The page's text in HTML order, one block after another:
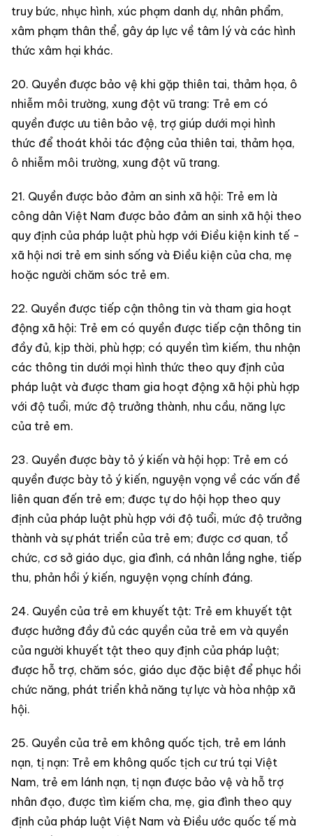
truy bức, nhục hình, xúc phạm danh dự, nhân phẩm,
xâm phạm thân thể, gây áp lực về tâm lý và các hình
thức xâm hại khác.
20. Quyền được bảo vệ khi gặp thiên tai, thảm họa, ô
nhiễm môi trường, xung đột vũ trang: Trẻ em có
quyền được ưu tiên bảo vệ, trợ giúp dưới mọi hình
thức để thoát khỏi tác động của thiên tai, thảm họa,
ô nhiễm môi trường, xung đột vũ trang.
21. Quyền được bảo đảm an sinh xã hội: Trẻ em là
công dân Việt Nam được bảo đảm an sinh xã hội theo
quy định của pháp luật phù hợp với Điều kiện kinh tế -
xã hội nơi trẻ em sinh sống và Điều kiện của cha, mẹ
hoặc người chăm sóc trẻ em.
22. Quyền được tiếp cận thông tin và tham gia hoạt
động xã hội: Trẻ em có quyền được tiếp cận thông tin
đầy đủ, kịp thời, phù hợp; có quyền tìm kiếm, thu nhận
các thông tin dưới mọi hình thức theo quy định của
pháp luật và được tham gia hoạt động xã hội phù hợp
với độ tuổi, mức độ trưởng thành, nhu cầu, năng lực
của trẻ em.
23. Quyền được bày tỏ ý kiến và hội họp: Trẻ em có
quyền được bày tỏ ý kiến, nguyện vọng về các vấn đề
liên quan đến trẻ em; được tự do hội họp theo quy
định của pháp luật phù hợp với độ tuổi, mức độ trưởng
thành và sự phát triển của trẻ em; được cơ quan, tổ
chức, cơ sở giáo dục, gia đình, cá nhân lắng nghe, tiếp
thu, phản hồi ý kiến, nguyện vọng chính đáng.
24. Quyền của trẻ em khuyết tật: Trẻ em khuyết tật
được hưởng đầy đủ các quyền của trẻ em và quyền
của người khuyết tật theo quy định của pháp luật;
được hỗ trợ, chăm sóc, giáo dục đặc biệt để phục hồi
chức năng, phát triển khả năng tự lực và hòa nhập xã
hội.
25. Quyền của trẻ em không quốc tịch, trẻ em lánh
nạn, tị nạn: Trẻ em không quốc tịch cư trú tại Việt
Nam, trẻ em lánh nạn, tị nạn được bảo vệ và hỗ trợ
nhân đạo, được tìm kiếm cha, mẹ, gia đình theo quy
định của pháp luật Việt Nam và Điều ước quốc tế mà